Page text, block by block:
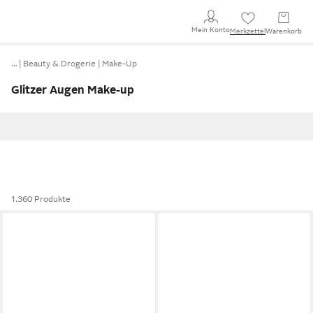
Mein KontoMerkzettel Warenkorb
… Beauty & Drogerie Make-Up
Glitzer Augen Make-up
1.360 Produkte